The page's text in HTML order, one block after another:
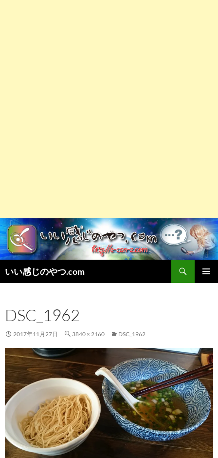
いい感じのやつ.com
索
ン
ツ
へ
ッ
プ
DSC_1962
2017年11月27日 3840 × 2160 DSC_1962